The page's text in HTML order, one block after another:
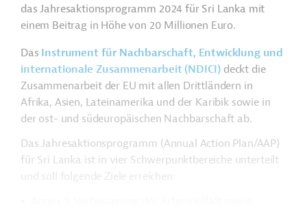
das Jahresaktionsprogramm 2024 für Sri Lanka mit
einem Beitrag in Höhe von 20 Millionen Euro.
Das Instrument für Nachbarschaft, Entwicklung und
internationale Zusammenarbeit (NDICI) deckt die
Zusammenarbeit der EU mit allen Drittländern in
Afrika, Asien, Lateinamerika und der Karibik sowie in
der ost- und südeuropäischen Nachbarschaft ab.
Das Jahresaktionsprogramm (Annual Action Plan/AAP)
für Sri Lanka ist in vier Schwerpunktbereiche unterteilt
und soll folgende Ziele erreichen: